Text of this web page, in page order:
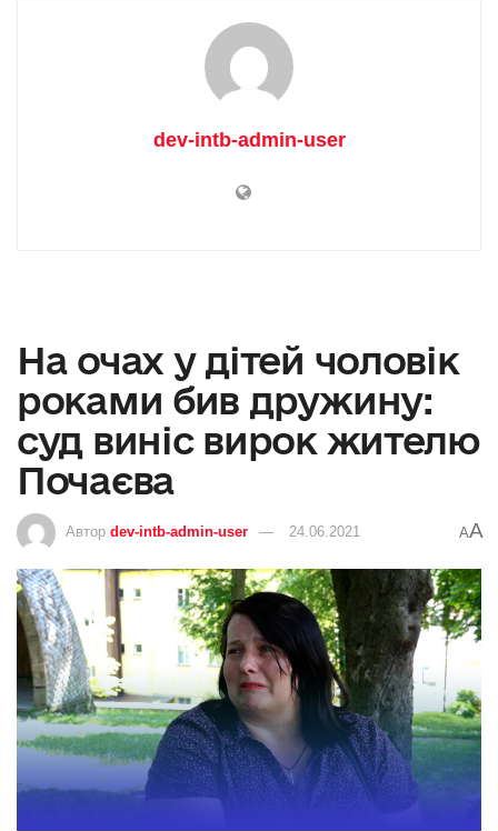
dev-intb-admin-user
На очах у дітей чоловік
роками бив дружину:
суд виніс вирок жителю
Почаєва
Автор dev-intb-admin-user 24.06.2021 AA